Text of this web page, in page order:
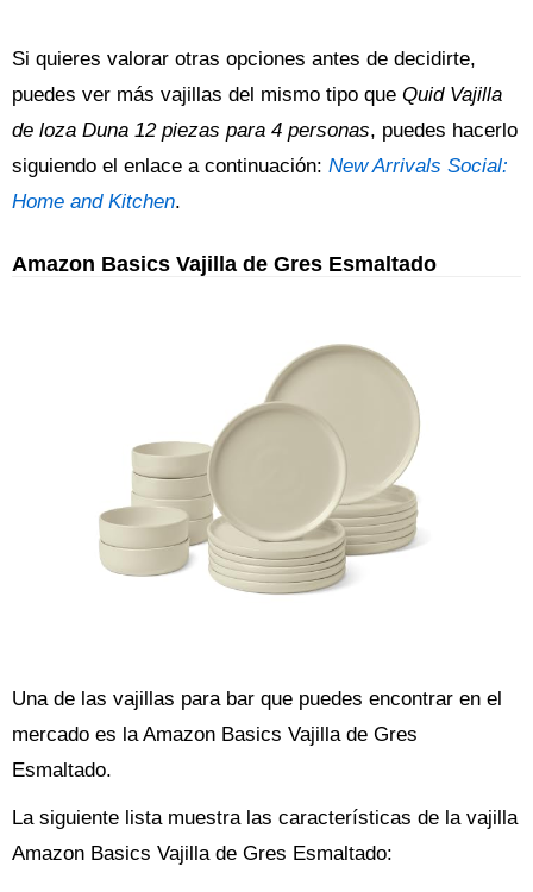
Si quieres valorar otras opciones antes de decidirte,
puedes ver más vajillas del mismo tipo que Quid Vajilla
de loza Duna 12 piezas para 4 personas, puedes hacerlo
siguiendo el enlace a continuación: New Arrivals Social:
Home and Kitchen.
Amazon Basics Vajilla de Gres Esmaltado
Una de las vajillas para bar que puedes encontrar en el
mercado es la Amazon Basics Vajilla de Gres
Esmaltado.
La siguiente lista muestra las características de la vajilla
Amazon Basics Vajilla de Gres Esmaltado: